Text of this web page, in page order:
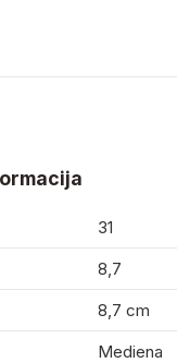
31
8,7
8,7 cm
Mediena